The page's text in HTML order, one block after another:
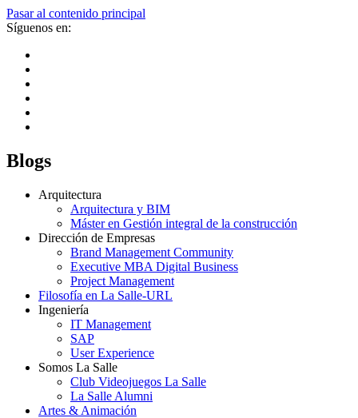
Pasar al contenido principal
Síguenos en:
Blogs
Arquitectura
Arquitectura y BIM
Máster en Gestión integral de la construcción
Dirección de Empresas
Brand Management Community
Executive MBA Digital Business
Project Management
Filosofía en La Salle-URL
Ingeniería
IT Management
SAP
User Experience
Somos La Salle
Club Videojuegos La Salle
La Salle Alumni
Artes & Animación